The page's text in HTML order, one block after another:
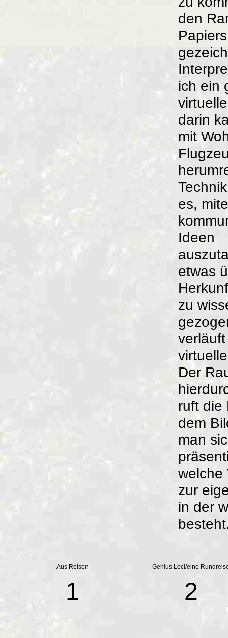
den
ich ein
darin
mit
es,
Ideen
etwas
zu
Der
ruft die
dem
man
welche
zur
in der
Aus Reisen
1
Genius Loci/eine
2